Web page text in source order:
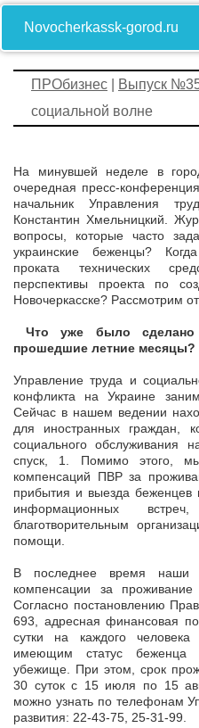
Novocherkassk-gorod.ru
ПРОбизнес Выпуск
социальной волне
На минувшей неделе в
очередная пресс-
начальник Управления
Константин Хмельницкий.
вопросы, которые часто
украинские беженцы?
проката технических
перспективы проекта по
Новочеркасске? Рассмотрим
Что уже было сделано
прошедшие летние месяцы?
Управление труда и
конфликта на Украине
Сейчас в нашем ведении
для иностранных граждан,
социального обслуживания
спуск, 1. Помимо этого,
компенсаций ПВР за
прибытия и выезда беженцев
информационных
благотворительным
помощи.
В последнее время наши
компенсации за
Согласно постановлению
693, адресная финансовая
сутки на каждого
имеющим статус беженца
убежище. При этом, срок
30 суток с 15 июля по 15
можно узнать по телефонам
развития: 22-43-75, 25-31-99.